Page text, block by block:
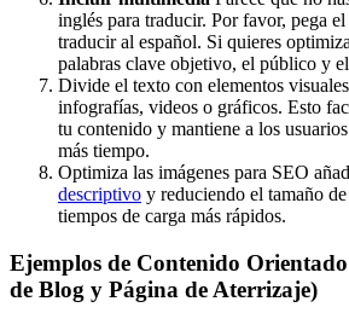
inglés para traducir. Por favor, pega
traducir al español. Si quieres
palabras clave objetivo, el público y
Divide el texto con elementos
infografías, videos o gráficos. Esto
tu contenido y mantiene a los
más tiempo.
Optimiza las imágenes para SEO
descriptivo y reduciendo el tamaño
tiempos de carga más rápidos.
Ejemplos de Contenido
de Blog y Página de Aterrizaje)